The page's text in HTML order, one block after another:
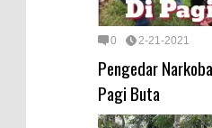
0 2-21-2021
Pengedar
Pagi Buta